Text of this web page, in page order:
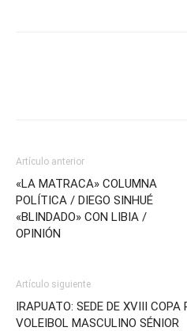
Artículo anterior
«LA MATRACA» COLUMNA
POLÍTICA / DIEGO SINHUÉ
«BLINDADO» CON LIBIA /
OPINIÓN
Artículo siguiente
IRAPUATO: SEDE DE XVIII
VOLEIBOL MASCULINO SÉNIOR